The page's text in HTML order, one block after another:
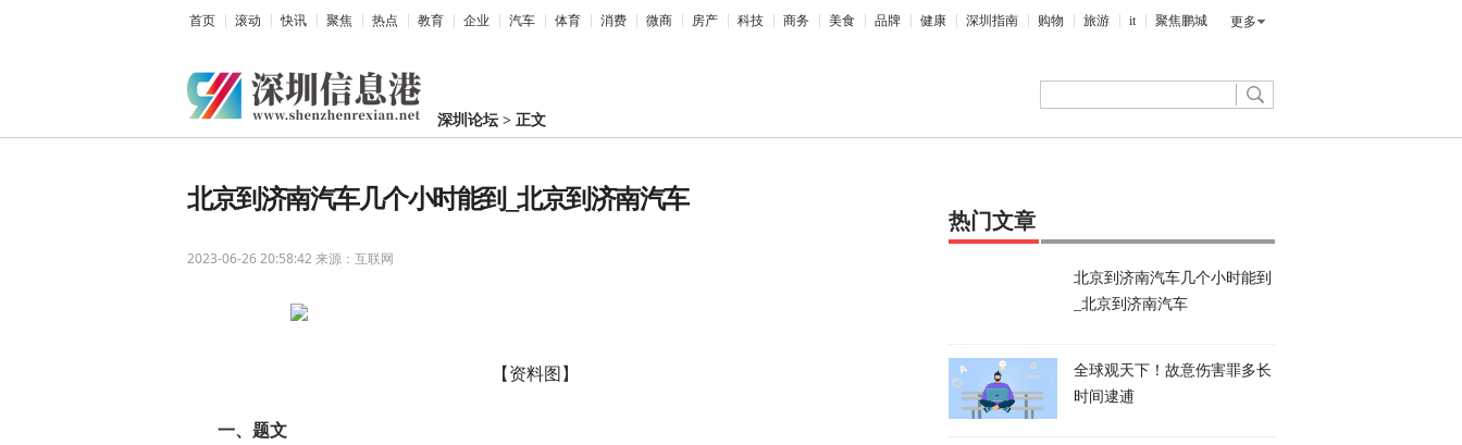
首页 滚动 快讯 聚焦 热点 教育 企业 汽车 体育 消费 微商 房产 科技 商务 美食 品牌 健康 深圳指南 购物 旅游 it 聚焦鹏城 更多
深圳论坛> 正文
北京到济南汽车几个小时能到_北京到济南汽车
2023-06-26 20:58:42 来源：互联网
【资料图】
一、题文
热门文章
北京到济南汽车几个小时能到
_北京到济南汽车
全球观天下！故意伤害罪多长
时间逮逋